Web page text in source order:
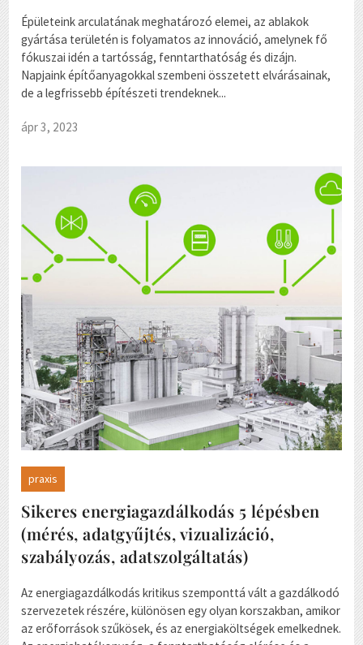
Épületeink arculatának meghatározó elemei, az ablakok
gyártása területén is folyamatos az innováció, amelynek fő
fókuszai idén a tartósság, fenntarthatóság és dizájn.
Napjaink építőanyagokkal szembeni összetett elvárásainak,
de a legfrissebb építészeti trendeknek...
ápr 3, 2023
praxis
Sikeres energiagazdálkodás 5 lépésben
(mérés, adatgyűjtés, vizualizáció,
szabályozás, adatszolgáltatás)
Az energiagazdálkodás kritikus szemponttá vált a gazdálkodó
szervezetek részére, különösen egy olyan korszakban, amikor
az erőforrások szűkösek, és az energiaköltségek emelkednek.